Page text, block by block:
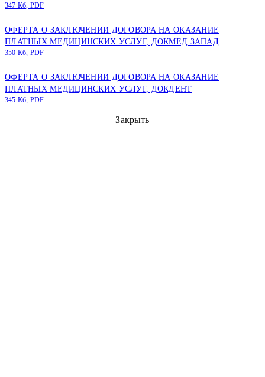
347 Кб, PDF
ОФЕРТА О ЗАКЛЮЧЕНИИ ДОГОВОРА НА ОКАЗАНИЕ
ПЛАТНЫХ МЕДИЦИНСКИХ УСЛУГ, ДОКМЕД ЗАПАД
350 Кб, PDF
ОФЕРТА О ЗАКЛЮЧЕНИИ ДОГОВОРА НА ОКАЗАНИЕ
ПЛАТНЫХ МЕДИЦИНСКИХ УСЛУГ, ДОКДЕНТ
345 Кб, PDF
Закрыть